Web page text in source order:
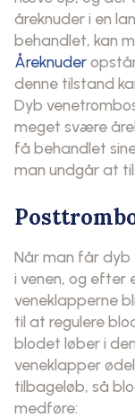
åreknuder i en
behandlet, kan
Åreknuder
denne tilstand
Dyb
meget svære
få behandlet
man undgår at
Når man får dyb
i venen, og efter
veneklapperne
til at regulere
blodet løber i
veneklapper
tilbageløb, så
medføre: